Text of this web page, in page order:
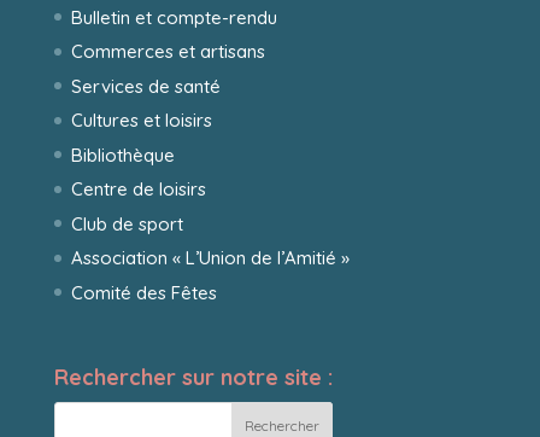
Bulletin et compte-rendu
Commerces et artisans
Services de santé
Cultures et loisirs
Bibliothèque
Centre de loisirs
Club de sport
Association « L’Union de l’Amitié »
Comité des Fêtes
Rechercher sur notre site :